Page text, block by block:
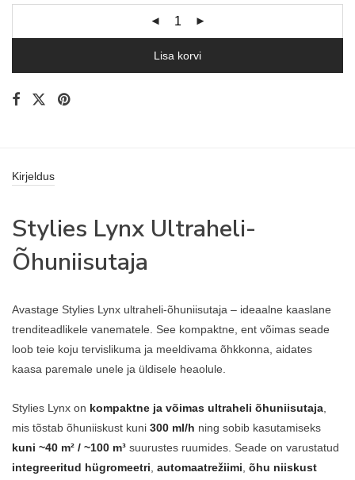
Lisa korvi
Kirjeldus
Stylies Lynx Ultraheli-
Õhuniisutaja
Avastage Stylies Lynx ultraheli-õhuniisutaja – ideaalne kaaslane
trenditeadlikele vanematele. See kompaktne, ent võimas seade
loob teie koju tervislikuma ja meeldivama õhkkonna, aidates
kaasa paremale unele ja üldisele heaolule.
Stylies Lynx on kompaktne ja võimas ultraheli õhuniisutaja,
mis tõstab õhuniiskust kuni 300 ml/h ning sobib kasutamiseks
kuni ~40 m² / ~100 m³ suurustes ruumides. Seade on varustatud
integreeritud hügromeetri, automaatrežiimi, õhu niiskust